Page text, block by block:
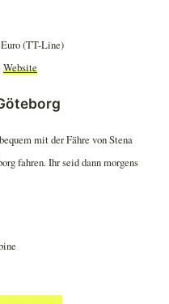
Euro (TT-Line)
Website
mit der Fähre von Stena
fahren. Ihr seid dann morgens